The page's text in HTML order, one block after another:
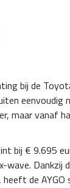
bij de
eenvoudig
maar vanaf
bij € 9.695
wave.
de AYGO